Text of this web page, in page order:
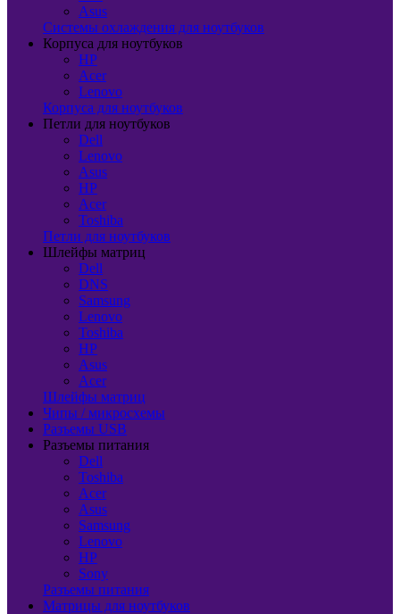
Asus
Системы охлаждения для ноутбуков
Корпуса для ноутбуков
HP
Acer
Lenovo
Корпуса для ноутбуков
Петли для ноутбуков
Dell
Lenovo
Asus
HP
Acer
Toshiba
Петли для ноутбуков
Шлейфы матриц
Dell
DNS
Samsung
Lenovo
Toshiba
HP
Asus
Acer
Шлейфы матриц
Чипы / микросхемы
Разъемы USB
Разъемы питания
Dell
Toshiba
Acer
Asus
Samsung
Lenovo
HP
Sony
Разъемы питания
Матрицы для ноутбуков